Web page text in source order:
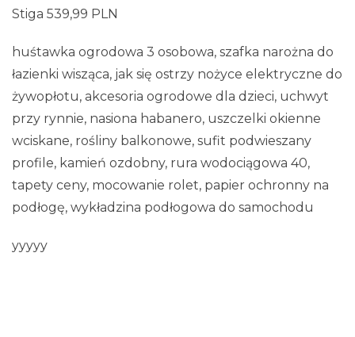
Stiga 539,99 PLN
huśtawka ogrodowa 3 osobowa, szafka narożna do
łazienki wisząca, jak się ostrzy nożyce elektryczne do
żywopłotu, akcesoria ogrodowe dla dzieci, uchwyt
przy rynnie, nasiona habanero, uszczelki okienne
wciskane, rośliny balkonowe, sufit podwieszany
profile, kamień ozdobny, rura wodociągowa 40,
tapety ceny, mocowanie rolet, papier ochronny na
podłogę, wykładzina podłogowa do samochodu
yyyyy